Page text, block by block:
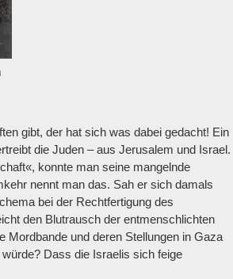
gibt, der hat sich was dabei gedacht! Ein
die Juden – aus Jerusalem und Israel.
konnte man seine mangelnde
nennt man das. Sah er sich damals
bei der Rechtfertigung des
den Blutrausch der entmenschlichten
Mordbande und deren Stellungen in Gaza
Dass die Israelis sich feige